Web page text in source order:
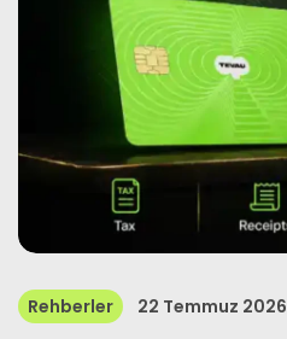
Rehberler 22 Temmuz 2026